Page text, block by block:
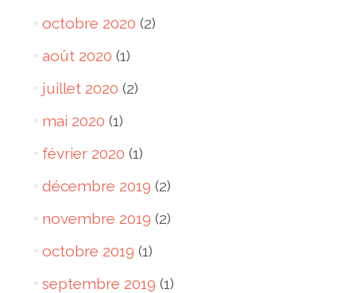
octobre 2020 (2)
août 2020 (1)
juillet 2020 (2)
mai 2020 (1)
février 2020 (1)
décembre 2019 (2)
novembre 2019 (2)
octobre 2019 (1)
septembre 2019 (1)